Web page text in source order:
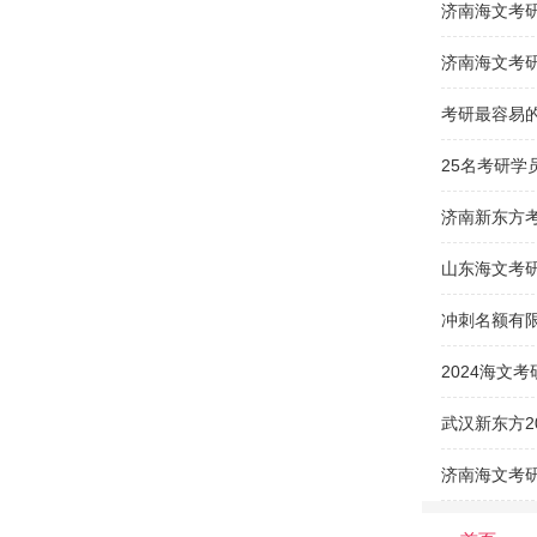
济南海文考
济南海文考
济南新东方
山东海文考
济南海文考